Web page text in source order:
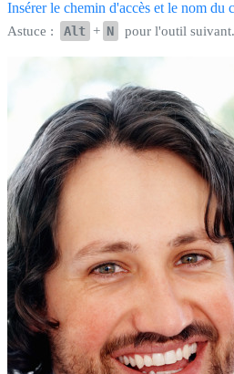
Insérer le chemin d'accès et le nom du
Astuce : Alt + N pour l'outil suivant.